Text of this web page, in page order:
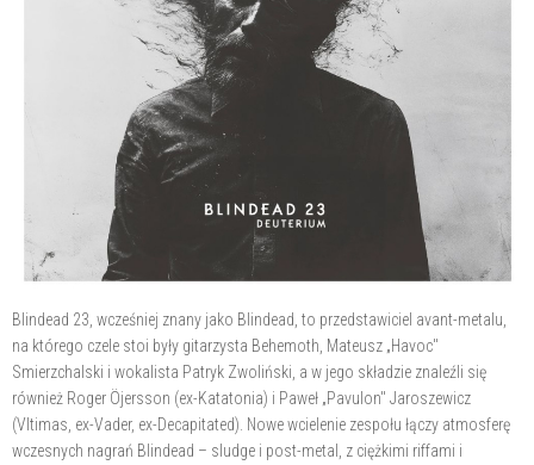
Blindead 23, wcześniej znany jako Blindead, to przedstawiciel avant-metalu,
na którego czele stoi były gitarzysta Behemoth, Mateusz „Havoc"
Smierzchalski i wokalista Patryk Zwoliński, a w jego składzie znaleźli się
również Roger Öjersson (ex-Katatonia) i Paweł „Pavulon" Jaroszewicz
(Vltimas, ex-Vader, ex-Decapitated). Nowe wcielenie zespołu łączy atmosferę
wczesnych nagrań Blindead – sludge i post-metal, z ciężkimi riffami i